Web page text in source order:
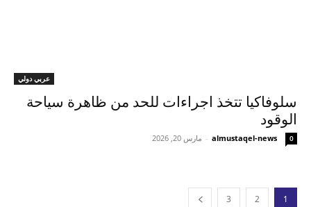
عربي دولي
سلوفاكيا تتخذ اجراءات للحد من ظاهرة سياحة
الوقود
almustaqel-news
- مارس 20, 2026 0
1
2
3